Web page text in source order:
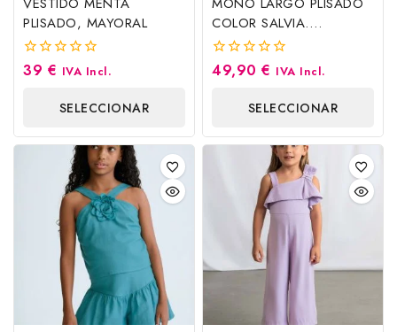
PLISADO, MAYORAL
0
39 € IVA Incl.
SELECCIONAR
OPCIONES
COLOR SALVIA.
MAYORAL
0
fuera
49,90 € IVA Incl.
SELECCIONAR
OPCIONES